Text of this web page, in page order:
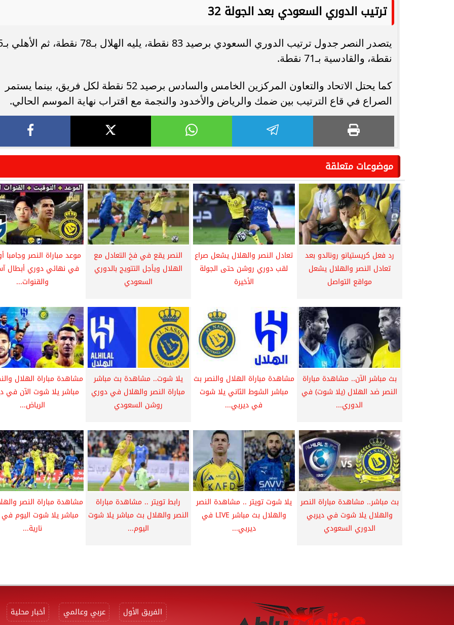
ترتيب الدوري السعودي بعد الجولة 32
يتصدر النصر
نقطة، والقادسية بـ71 نقطة.
كما يحتل الاتحاد والتعاون المركزين الخامس والسادس برصيد 52 نقطة لكل فريق، بينما يستمر
الصراع في قاع الترتيب بين ضمك والرياض والأخدود والنجمة مع اقتراب نهاية الموسم الحالي.
موضوعات متعلقة
رد فعل كريستيانو رونالدو بعد
تعادل النصر والهلال يشعل
مواقع التواصل
تعادل النصر والهلال يشعل صراع
لقب دوري روشن حتى الجولة
الأخيرة
النصر يقع في فخ التعادل مع
الهلال ويأجل التتويج بالدوري
السعودي
موعد مباراة النصر وجامبا
والقنوات...
بث مباشر الآن.. مشاهدة مباراة
النصر ضد الهلال (يلا شوت) في
الدوري...
مشاهدة مباراة الهلال والنصر بث
مباشر الشوط الثاني يلا شوت
في ديربي...
يلا شوت.. مشاهدة بث مباشر
مباراة النصر والهلال في دوري
روشن السعودي
مشاهدة مباراة الهلال
مباشر يلا شوت الآن في
الرياض...
بث مباشر.. مشاهدة مباراة النصر
والهلال يلا شوت في ديربي
الدوري السعودي
يلا شوت تويتر .. مشاهدة النصر
والهلال بث مباشر LIVE في
ديربي...
رابط تويتر .. مشاهدة مباراة
النصر والهلال بث مباشر يلا شوت
اليوم...
مشاهدة مباراة النصر
مباشر يلا شوت اليوم
نارية...
الفريق الأول عربي وعالمي أخبار محلية